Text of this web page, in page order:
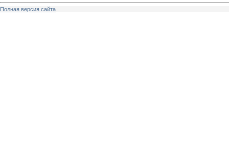
Полная версия сайта